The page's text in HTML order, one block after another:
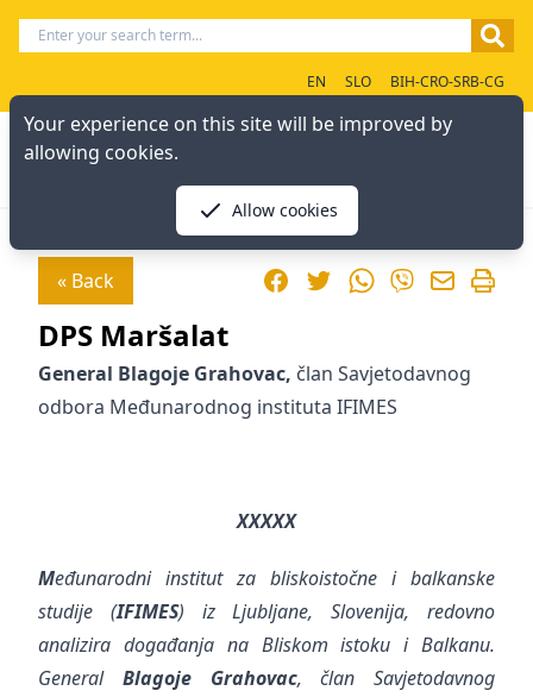
EN SLO BIH-CRO-SRB-CG
« Back FacebookTwitterWhatsApp
Viber
DPS Maršalat
General Blagoje Grahovac, član Savjetodavnog
odbora Međunarodnog instituta IFIMES
XXXXX
Međunarodni institut za bliskoistočne i balkanske
studije (IFIMES) iz Ljubljane, Slovenija, redovno
analizira događanja na Bliskom istoku i Balkanu.
General Blagoje Grahovac, član Savjetodavnog
Your experience on this site will be improved by
allowing cookies.
Allow cookies